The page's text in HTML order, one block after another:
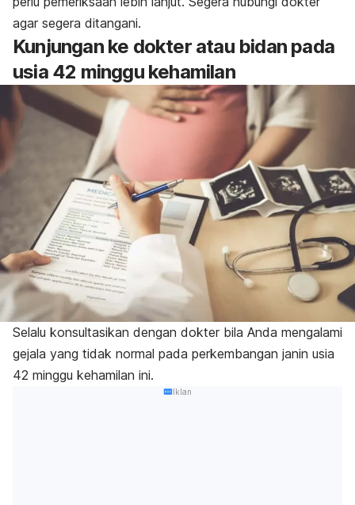
agar segera ditangani.
Kunjungan ke dokter atau bidan pada
usia 42 minggu kehamilan
Selalu konsultasikan dengan dokter bila Anda mengalami
gejala yang tidak normal pada perkembangan janin usia
42 minggu kehamilan ini.
Iklan